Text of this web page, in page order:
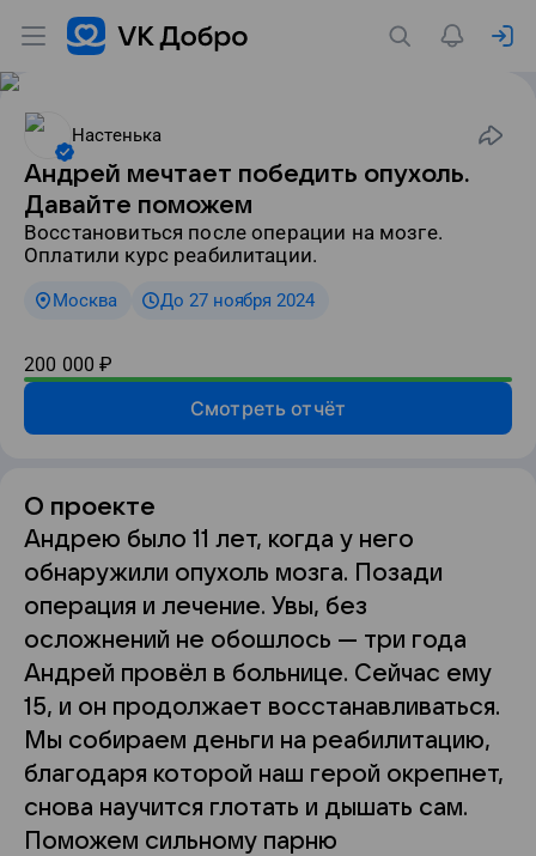
Настенька
Андрей мечтает победить опухоль.
Давайте поможем
восстановиться после операции на мозге.
Оплатили курс реабилитации.
Москва До 27 ноября 2024
200 000 ₽
Смотреть отчёт
О проекте
Андрею было 11 лет, когда у него
обнаружили опухоль мозга. Позади
операция и лечение. Увы, без
осложнений не обошлось — три года
Андрей провёл в больнице. Сейчас ему
15, и он продолжает восстанавливаться.
Мы собираем деньги на реабилитацию,
благодаря которой наш герой окрепнет,
снова научится глотать и дышать сам.
Поможем сильному парню